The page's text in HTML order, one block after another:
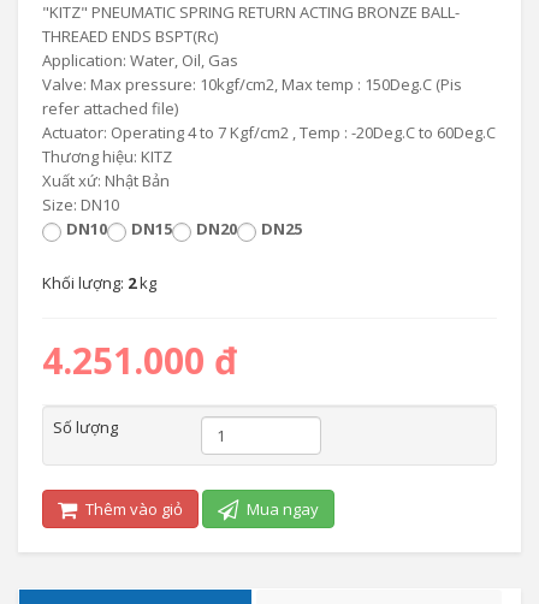
"KITZ" PNEUMATIC SPRING RETURN ACTING BRONZE BALL-
THREAED ENDS BSPT(Rc)
Application: Water, Oil, Gas
Valve: Max pressure: 10kgf/cm2, Max temp : 150Deg.C (Pis
refer attached file)
Actuator: Operating 4 to 7 Kgf/cm2 , Temp : -20Deg.C to 60Deg.C
Thương hiệu: KITZ
Xuất xứ: Nhật Bản
Size: DN10
DN10
DN15 DN20 DN25
Khối lượng: 2kg
4.251.000 đ
Số lượng
Thêm vào giỏ Mua ngay